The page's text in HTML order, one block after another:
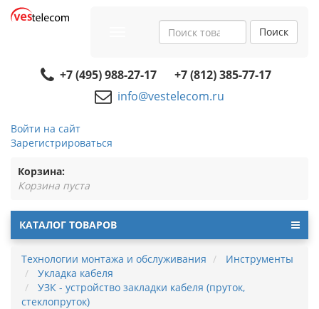
navigation
Поиск
+7 (495) 988-27-17
+7 (812) 385-77-17
info@vestelecom.ru
Войти на сайт
Зарегистрироваться
Корзина:
Корзина пуста
КАТАЛОГ ТОВАРОВ
Технологии монтажа и обслуживания
Инструменты
Укладка кабеля
УЗК - устройство закладки кабеля (пруток,
стеклопруток)